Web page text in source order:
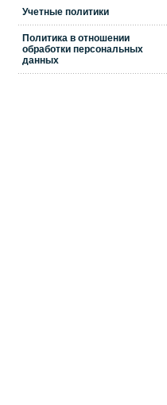
Учетные политики
Политика в отношении
обработки персональных
данных